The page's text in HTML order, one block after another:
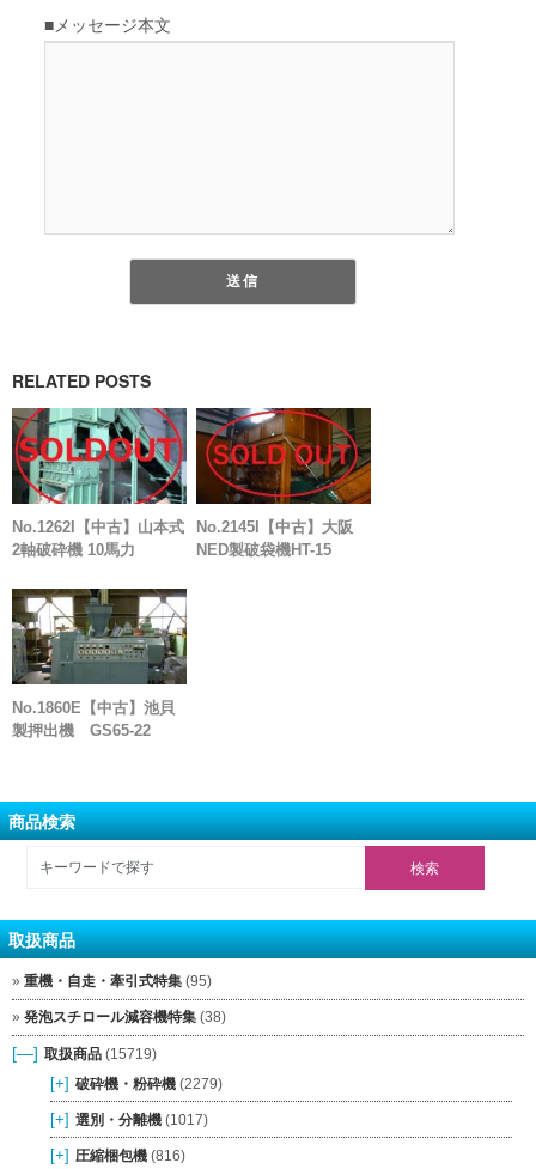
RELATED POSTS
No.1262I【中古】山本式
2軸破砕機 10馬力
No.2145I【中古】大阪
NED製破袋機HT-15
No.1860E【中古】池貝
製押出機 GS65-22
商品検索
取扱商品
重機・自走・牽引式特集 (95)
発泡スチロール減容機特集 (38)
[—] 取扱商品 (15719)
[+] 破砕機・粉砕機 (2279)
[+] 選別・分離機 (1017)
[+] 圧縮梱包機 (816)